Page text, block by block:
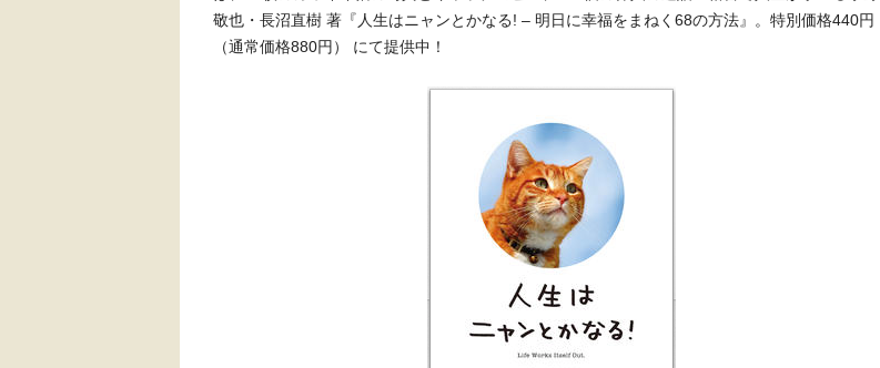
敬也・長沼直樹 著『人生はニャンとかなる! – 明日に幸福をまねく68の方法』。特別価格440円
（通常価格880円） にて提供中！